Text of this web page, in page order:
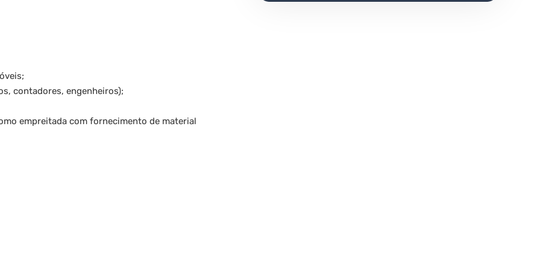
contadores, engenheiros);
empreitada com fornecimento de material